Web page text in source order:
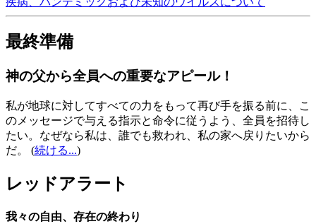
最終準備
神の父から全員への重要なアピール！
私が地球に対してすべての力をもって再び手を振る前に、こ
のメッセージで与える指示と命令に従うよう、全員を招待し
たい。なぜなら私は、誰でも救われ、私の家へ戻りたいから
だ。
(続ける...)
レッドアラート
我々の自由、存在の終わり